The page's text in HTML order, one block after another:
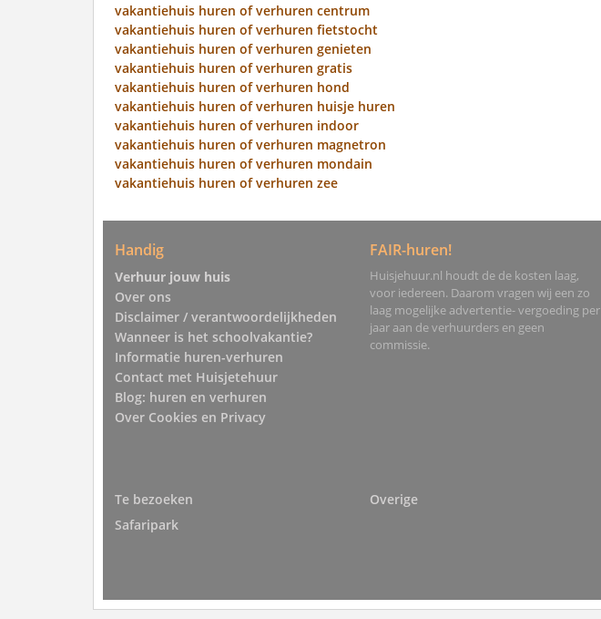
vakantiehuis huren of verhuren centrum
vakantiehuis huren of verhuren fietstocht
vakantiehuis huren of verhuren genieten
vakantiehuis huren of verhuren gratis
vakantiehuis huren of verhuren hond
vakantiehuis huren of verhuren huisje huren
vakantiehuis huren of verhuren indoor
vakantiehuis huren of verhuren magnetron
vakantiehuis huren of verhuren mondain
vakantiehuis huren of verhuren zee
Handig
Verhuur jouw huis
Over ons
Disclaimer / verantwoordelijkheden
Wanneer is het schoolvakantie?
Informatie huren-verhuren
Contact met Huisjetehuur
Blog: huren en verhuren
Over Cookies en Privacy
FAIR-huren!
Huisjehuur.nl houdt de de kosten laag,
voor iedereen. Daarom vragen wij een zo
laag mogelijke advertentie- vergoeding per
jaar aan de verhuurders en geen
commissie.
Te bezoeken
Safaripark
Overige